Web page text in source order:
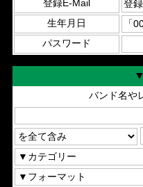
登録E-Mail
生年月日
パスワード
バンド名や